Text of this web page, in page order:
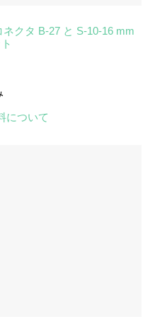
ネクタ B-27 と S-10-16 mm
について